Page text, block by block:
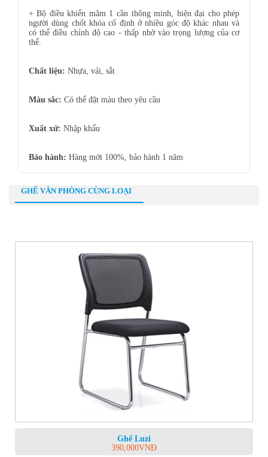
+ Bộ điều khiển mâm 1 cần thông minh, hiện đại cho phép
người dùng chốt khóa cố định ở nhiều góc độ khác nhau và
có thể điều chỉnh độ cao - thấp nhờ vào trọng lượng của cơ
thể.
Chất liệu: Nhựa, vải, sắt
Màu sắc: Có thể đặt màu theo yêu cầu
Xuất xứ: Nhập khẩu
Bảo hành: Hàng mới 100%, bảo hành 1 năm
GHẾ VĂN PHÒNG CÙNG LOẠI
Ghế Luzi
390,000VNĐ